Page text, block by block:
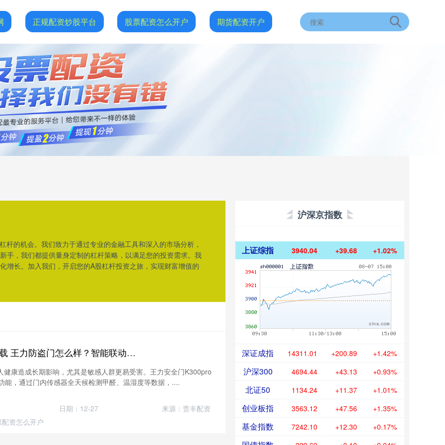
正规配资炒股平台 股票配资怎么开户 期货配资开户
的机会。我们致力于通过专业的金融工具和深入的市场分析，
手，我们都提供量身定制的杠杆策略，以满足您的投资需求。我
增长。加入我们，开启您的A股杠杆投资之旅，实现财富增值的
股迈网配资APP下载 王力防盗门怎么样？智能联动，空气无忧
健康造成长期影响，尤其是敏感人群更易受害。王力安全门K300pro
能，通过门内传感器全天候检测甲醛、温湿度等数据，....
日期：12-27
来源：责丰配资
配资怎么开户
沪深京指数
上证综指 3940.04 +39.68 +1.02%
深证成指 14311.01 +200.89 +1.42%
沪深300 4694.44 +43.13 +0.93%
北证50 1134.24 +11.37 +1.01%
创业板指 3563.12 +47.56 +1.35%
基金指数 7242.10 +12.30 +0.17%